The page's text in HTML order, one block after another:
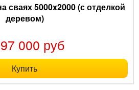
сваях 5000x2000 (с отделкой
деревом)
000 руб
Купить